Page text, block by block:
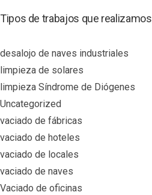
Tipos de trabajos que realizamos
desalojo de naves industriales
limpieza de solares
limpieza Síndrome de Diógenes
Uncategorized
vaciado de fábricas
vaciado de hoteles
vaciado de locales
vaciado de naves
Vaciado de oficinas